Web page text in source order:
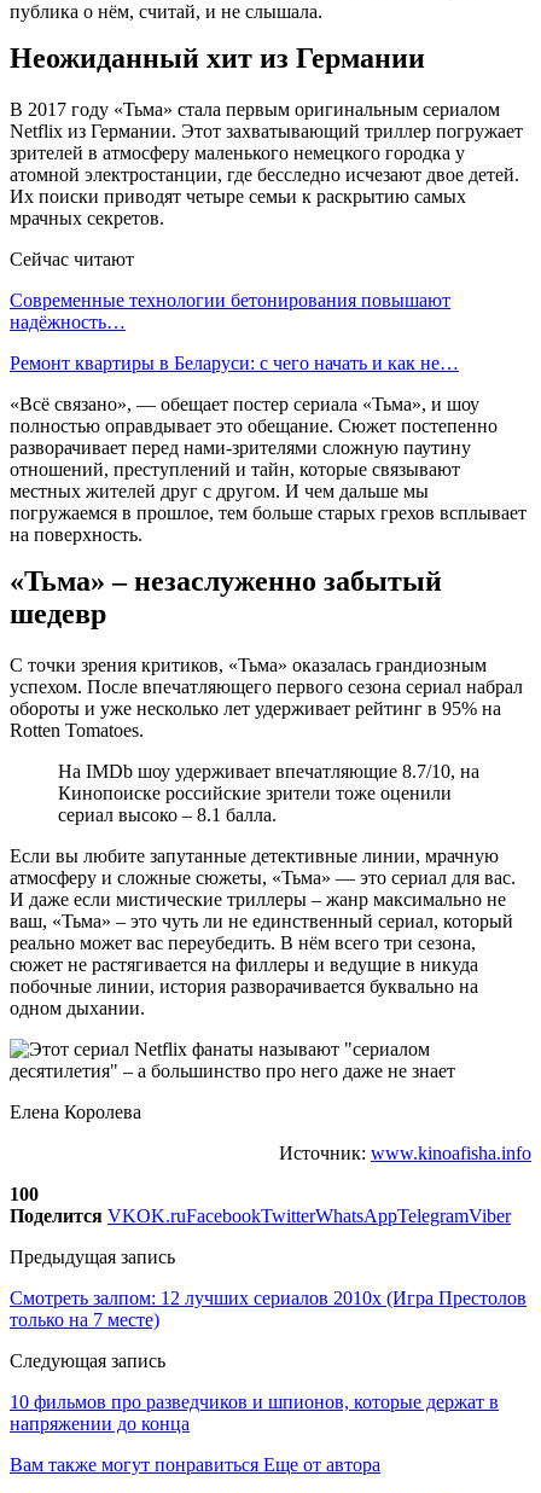
публика о нём, считай, и не слышала.
Неожиданный хит из Германии
В 2017 году «Тьма» стала первым оригинальным сериалом
Netflix из Германии. Этот захватывающий триллер погружает
зрителей в атмосферу маленького немецкого городка у
атомной электростанции, где бесследно исчезают двое детей.
Их поиски приводят четыре семьи к раскрытию самых
мрачных секретов.
Сейчас читают
Современные технологии бетонирования повышают
надёжность…
Ремонт квартиры в Беларуси: с чего начать и как не…
«Всё связано», — обещает постер сериала «Тьма», и шоу
полностью оправдывает это обещание. Сюжет постепенно
разворачивает перед нами-зрителями сложную паутину
отношений, преступлений и тайн, которые связывают
местных жителей друг с другом. И чем дальше мы
погружаемся в прошлое, тем больше старых грехов всплывает
на поверхность.
«Тьма» – незаслуженно забытый
шедевр
С точки зрения критиков, «Тьма» оказалась грандиозным
успехом. После впечатляющего первого сезона сериал набрал
обороты и уже несколько лет удерживает рейтинг в 95% на
Rotten Tomatoes.
На IMDb шоу удерживает впечатляющие 8.7/10, на
Кинопоиске российские зрители тоже оценили
сериал высоко – 8.1 балла.
Если вы любите запутанные детективные линии, мрачную
атмосферу и сложные сюжеты, «Тьма» — это сериал для вас.
И даже если мистические триллеры – жанр максимально не
ваш, «Тьма» – это чуть ли не единственный сериал, который
реально может вас переубедить. В нём всего три сезона,
сюжет не растягивается на филлеры и ведущие в никуда
побочные линии, история разворачивается буквально на
одном дыхании.
Елена Королева
Источник: www.kinoafisha.info
100
Поделится VKOK.ruFacebookTwitterWhatsAppTelegramViber
Предыдущая запись
Смотреть залпом: 12 лучших сериалов 2010х (Игра Престолов
только на 7 месте)
Следующая запись
10 фильмов про разведчиков и шпионов, которые держат в
напряжении до конца
Вам также могут понравиться Еще от автора